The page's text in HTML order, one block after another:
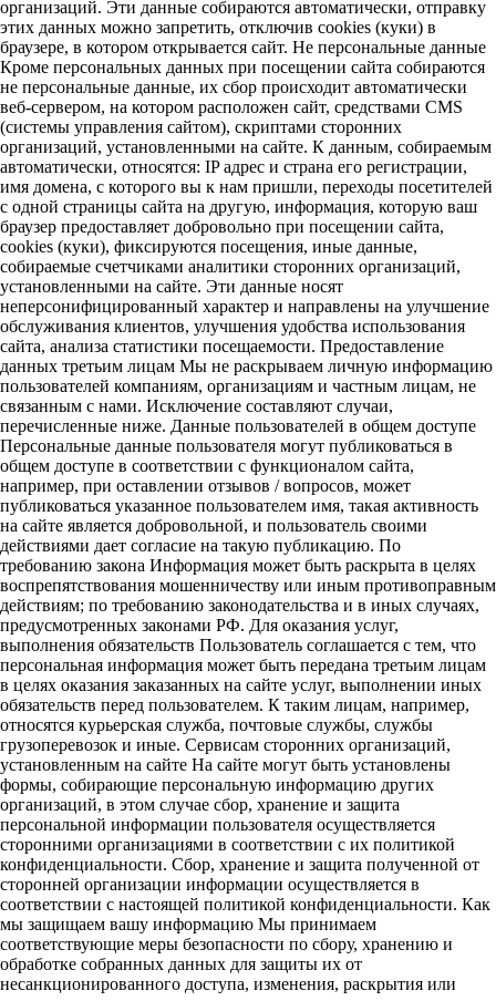
организаций. Эти данные собираются автоматически, отправку
этих данных можно запретить, отключив cookies (куки) в
браузере, в котором открывается сайт. Не персональные данные
Кроме персональных данных при посещении сайта собираются
не персональные данные, их сбор происходит автоматически
веб-сервером, на котором расположен сайт, средствами CMS
(системы управления сайтом), скриптами сторонних
организаций, установленными на сайте. К данным, собираемым
автоматически, относятся: IP адрес и страна его регистрации,
имя домена, с которого вы к нам пришли, переходы посетителей
с одной страницы сайта на другую, информация, которую ваш
браузер предоставляет добровольно при посещении сайта,
cookies (куки), фиксируются посещения, иные данные,
собираемые счетчиками аналитики сторонних организаций,
установленными на сайте. Эти данные носят
неперсонифицированный характер и направлены на улучшение
обслуживания клиентов, улучшения удобства использования
сайта, анализа статистики посещаемости. Предоставление
данных третьим лицам Мы не раскрываем личную информацию
пользователей компаниям, организациям и частным лицам, не
связанным с нами. Исключение составляют случаи,
перечисленные ниже. Данные пользователей в общем доступе
Персональные данные пользователя могут публиковаться в
общем доступе в соответствии с функционалом сайта,
например, при оставлении отзывов / вопросов, может
публиковаться указанное пользователем имя, такая активность
на сайте является добровольной, и пользователь своими
действиями дает согласие на такую публикацию. По
требованию закона Информация может быть раскрыта в целях
воспрепятствования мошенничеству или иным противоправным
действиям; по требованию законодательства и в иных случаях,
предусмотренных законами РФ. Для оказания услуг,
выполнения обязательств Пользователь соглашается с тем, что
персональная информация может быть передана третьим лицам
в целях оказания заказанных на сайте услуг, выполнении иных
обязательств перед пользователем. К таким лицам, например,
относятся курьерская служба, почтовые службы, службы
грузоперевозок и иные. Сервисам сторонних организаций,
установленным на сайте На сайте могут быть установлены
формы, собирающие персональную информацию других
организаций, в этом случае сбор, хранение и защита
персональной информации пользователя осуществляется
сторонними организациями в соответствии с их политикой
конфиденциальности. Сбор, хранение и защита полученной от
сторонней организации информации осуществляется в
соответствии с настоящей политикой конфиденциальности. Как
мы защищаем вашу информацию Мы принимаем
соответствующие меры безопасности по сбору, хранению и
обработке собранных данных для защиты их от
несанкционированного доступа, изменения, раскрытия или